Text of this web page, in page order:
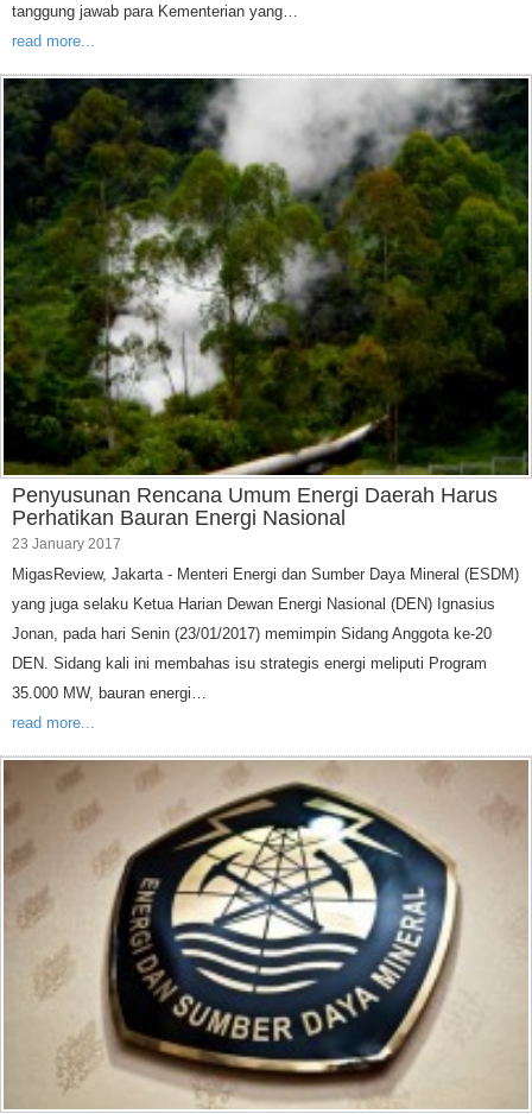
tanggung jawab para Kementerian yang…
read more...
Penyusunan Rencana Umum Energi Daerah Harus
Perhatikan Bauran Energi Nasional
23 January 2017
MigasReview, Jakarta - Menteri Energi dan Sumber Daya Mineral (ESDM)
yang juga selaku Ketua Harian Dewan Energi Nasional (DEN) Ignasius
Jonan, pada hari Senin (23/01/2017) memimpin Sidang Anggota ke-20
DEN. Sidang kali ini membahas isu strategis energi meliputi Program
35.000 MW, bauran energi…
read more...